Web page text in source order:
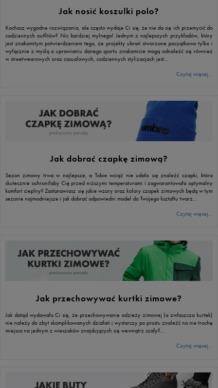
Jak nosić koszulki polo?
Kochasz wygodne rozwiązania, ale często wydaje Ci się, że nie da się ich przemycić do
codziennych outfitów? Nic bardziej mylnego! Jednym z najlepszych przykładów, który
jest znakomitym potwierdzeniem tego, że projekty ubrań stworzone początkowo tylko i
wyłącznie z myślą o uprawianiu danego sportu znakomicie mogą odnaleźć się również
w streetwearowych oraz casualowych, codziennych stylizacjach jest…
Czytaj więcej...
Jak dobrać czapkę zimową?
Sezon zimowy trwa w najlepsze, a Tobie wciąż nie udało się znaleźć czapki, która
skutecznie ochroniłaby Cię przed niższymi temperaturami i zagwarantowała optymalny
komfort cieplny? Zastanawiasz się jakie wzory oraz kolory czapek zimowych będą w tym
sezonie najmodniejsze i jak dobrać odpowiedni model do Twojego kształtu twarz...
Czytaj więcej...
Jak przechowywać kurtki zimowe?
Jak dotąd wydawało Ci się, że przechowywanie odzieży zimowej (a zwłaszcza kurtek)
nie należy do zbyt skomplikowanych działań i wystarczy po prostu znaleźć na nie trochę
miejsca na jednym z wieszaków znajdujących się wewnątrz szafy?...
Czytaj więcej...